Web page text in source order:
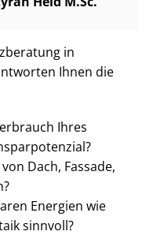
in
Ihnen die
Ihres
Dach, Fassade,
Energien wie
sinnvoll?